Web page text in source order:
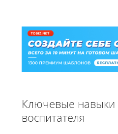
Ключевые навыки
воспитателя